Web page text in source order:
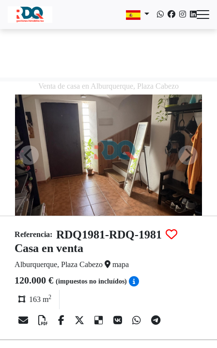
Venta de casa en Alburquerque, Plaza Cabezo
Referencia: RDQ1981-RDQ-1981
Casa en venta
Alburquerque, Plaza Cabezo mapa
120.000 € (impuestos no incluídos)
163 m2